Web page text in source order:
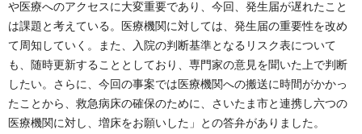
や医療へのアクセスに大変重要であり、今回、発生届が遅れたこと
は課題と考えている。医療機関に対しては、発生届の重要性を改め
て周知していく。また、入院の判断基準となるリスク表について
も、随時更新することとしており、専門家の意見を聞いた上で判断
したい。さらに、今回の事案では医療機関への搬送に時間がかかっ
たことから、救急病床の確保のために、さいたま市と連携し六つの
医療機関に対し、増床をお願いした」との答弁がありました。